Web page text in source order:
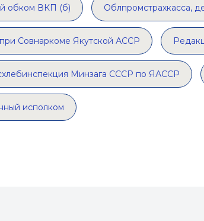
обком ВКП (б) Облпромстрахкасса,
при Совнаркоме Якутской АССР
Минзага СССР по ЯАССР
исполком